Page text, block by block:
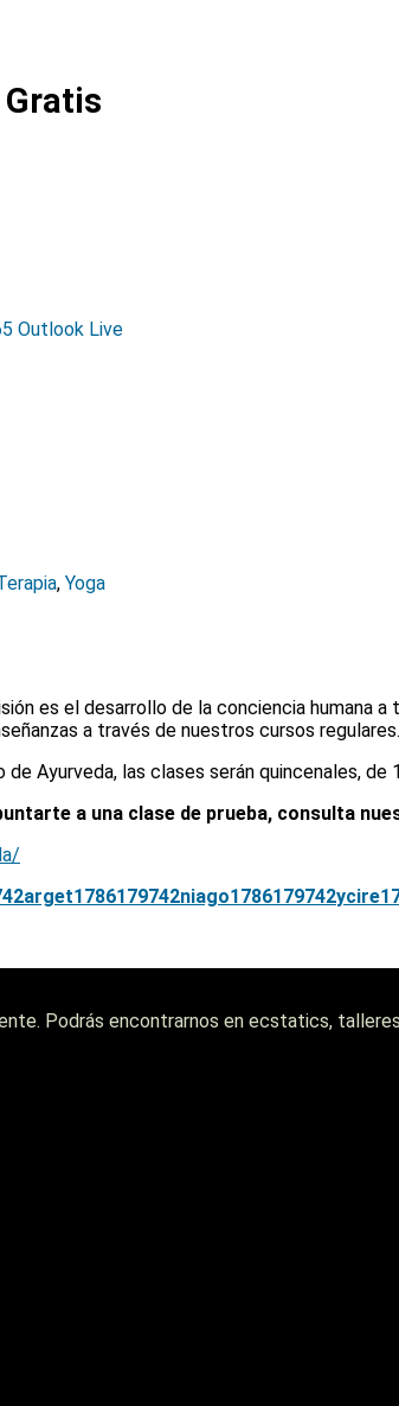
Gratis
Outlook Live
, Yoga
es el desarrollo de la conciencia humana
a través de nuestros cursos regulares.
Ayurveda, las clases serán quincenales, de
a una clase de prueba, consulta
arget1786179742niago1786179742ycire
Podrás encontrarnos en ecstatics,